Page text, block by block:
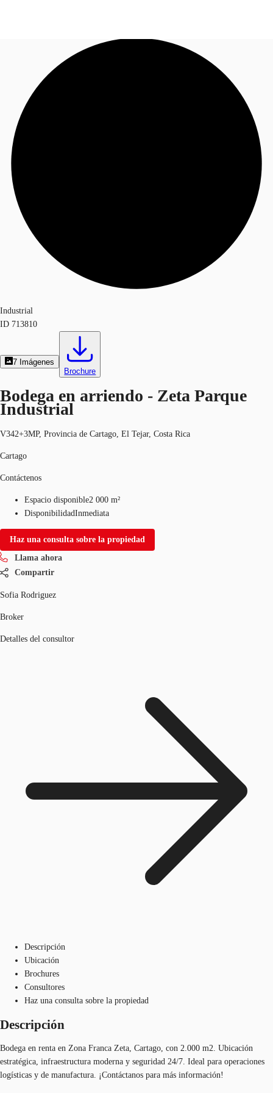
Nuestros Servicios
Favoritos
60127017
Industrial
ID 713810
7 Imágenes
Brochure
Bodega en arriendo - Zeta Parque
Industrial
V342+3MP, Provincia de Cartago, El Tejar, Costa Rica
Cartago
Contáctenos
Espacio disponible2 000 m²
DisponibilidadInmediata
Haz una consulta sobre la propiedad
Llama ahora
Compartir
Sofia Rodriguez
Broker
Detalles del consultor
Descripción
Ubicación
Brochures
Consultores
Haz una consulta sobre la propiedad
Descripción
Bodega en renta en Zona Franca Zeta, Cartago, con 2.000 m2. Ubicación
estratégica, infraestructura moderna y seguridad 24/7. Ideal para operaciones
logísticas y de manufactura. ¡Contáctanos para más información!